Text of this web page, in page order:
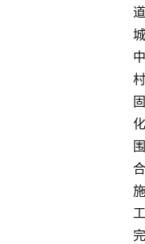
道
城
中
村
固
化
围
合
施
工
完